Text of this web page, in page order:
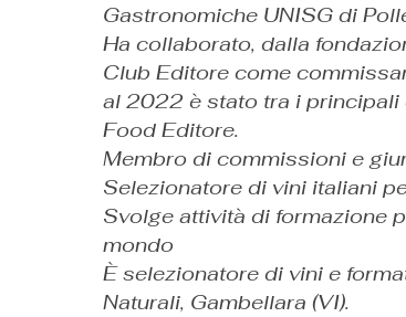
Gastronomiche UNISG di
Ha collaborato, dalla
Club Editore come
al 2022 è stato tra i
Food Editore.
Membro di commissioni e
Selezionatore di vini italiani
Svolge attività di formazione
mondo
È selezionatore di vini e
Naturali, Gambellara (VI).